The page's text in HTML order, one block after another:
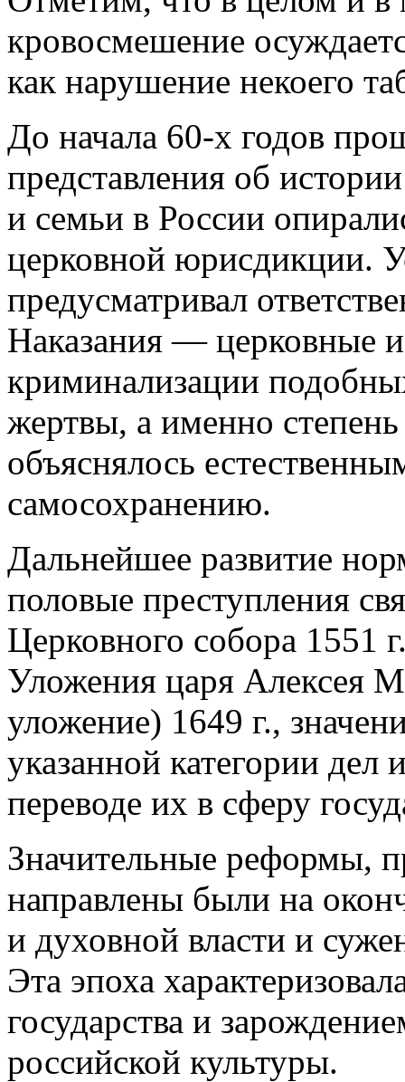
кровосмешение
как нарушение некоего
До начала 60-х годов
представления об
и семьи в России
церковной юрисдикции.
предусматривал
Наказания — церковные
криминализации
жертвы, а именно
объяснялось
самосохранению.
Дальнейшее развитие
половые преступления
Церковного собора 1551
Уложения царя Алексея
уложение) 1649 г.,
указанной категории
переводе их в сферу
Значительные реформы,
направлены были на
и духовной власти и
Эта эпоха
государства и
российской культуры.